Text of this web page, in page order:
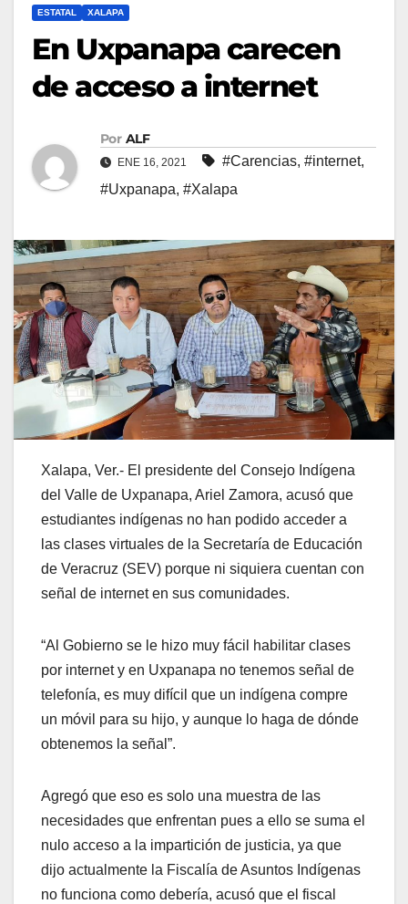
ESTATAL XALAPA
En Uxpanapa carecen
de acceso a internet
Por ALF
ENE 16, 2021 #Carencias, #internet,
#Uxpanapa, #Xalapa
Xalapa, Ver.- El presidente del Consejo Indígena
del Valle de Uxpanapa, Ariel Zamora, acusó que
estudiantes indígenas no han podido acceder a
las clases virtuales de la Secretaría de Educación
de Veracruz (SEV) porque ni siquiera cuentan con
señal de internet en sus comunidades.
“Al Gobierno se le hizo muy fácil habilitar clases
por internet y en Uxpanapa no tenemos señal de
telefonía, es muy difícil que un indígena compre
un móvil para su hijo, y aunque lo haga de dónde
obtenemos la señal”.
Agregó que eso es solo una muestra de las
necesidades que enfrentan pues a ello se suma el
nulo acceso a la impartición de justicia, ya que
dijo actualmente la Fiscalía de Asuntos Indígenas
no funciona como debería, acusó que el fiscal